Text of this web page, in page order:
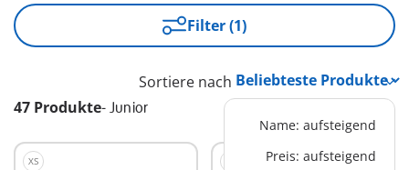
Filter (1)
47 Produkte- Junior
Sortiere nach
Name: aufsteigend
Preis: aufsteigend
XS